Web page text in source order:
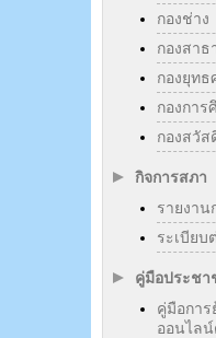
กองช่าง
กองสา
กองยุท
กองการ
กองสวัส
กิจการสภา
รายงา
ระเบียบ
คู่มือประชา
คู่มือการ
ออนไลน์